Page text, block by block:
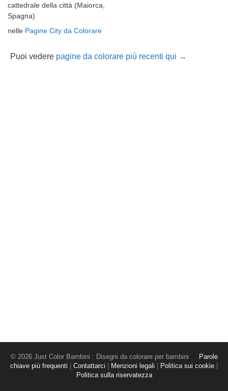
cattedrale della città (Maiorca,
Spagna)
nelle Pagine City da Colorare
Puoi vedere pagine da colorare più recenti qui →
© 2026 Just Color Bambini : Disegni da colorare per bambini
Parole
chiave più frequenti
Contattarci Menzioni legali Politica sui cookie
Politica sulla riservatezza